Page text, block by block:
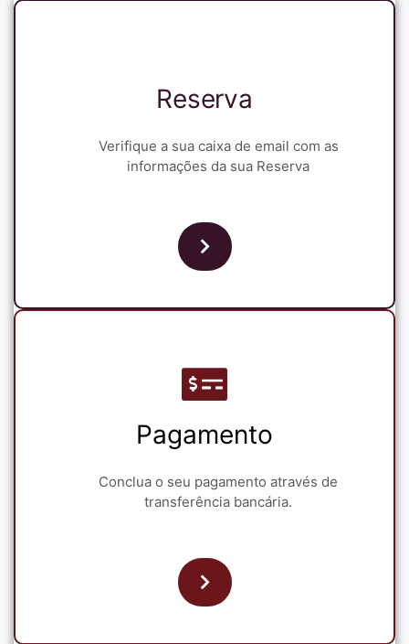
Reserva
Verifique a sua caixa de email com as
informações da sua Reserva
Pagamento
Conclua o seu pagamento através de
transferência bancária.